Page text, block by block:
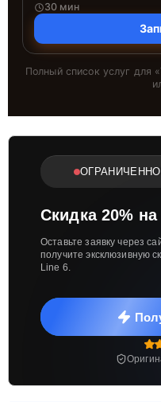
30 мин
Полный список услуг для «
Скидка 20%
Оставьте заявку через
получите эксклюзивную
Line 6.